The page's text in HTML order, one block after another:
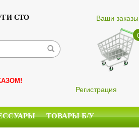
СТО
Ваши заказы
Регистрация
ТОВАРЫ Б/У